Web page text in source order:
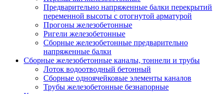
Предварительно напряженные балки перекрытий
переменной высоты с отогнутой арматурой
Прогоны железобетонные
Ригели железобетонные
Сборные железобетонные предварительно
напряженные балки
Сборные железобетонные каналы, тоннели и трубы
Лоток водоотводный бетонный
Сборные одноячейковые элементы каналов
Трубы железобетонные безнапорные